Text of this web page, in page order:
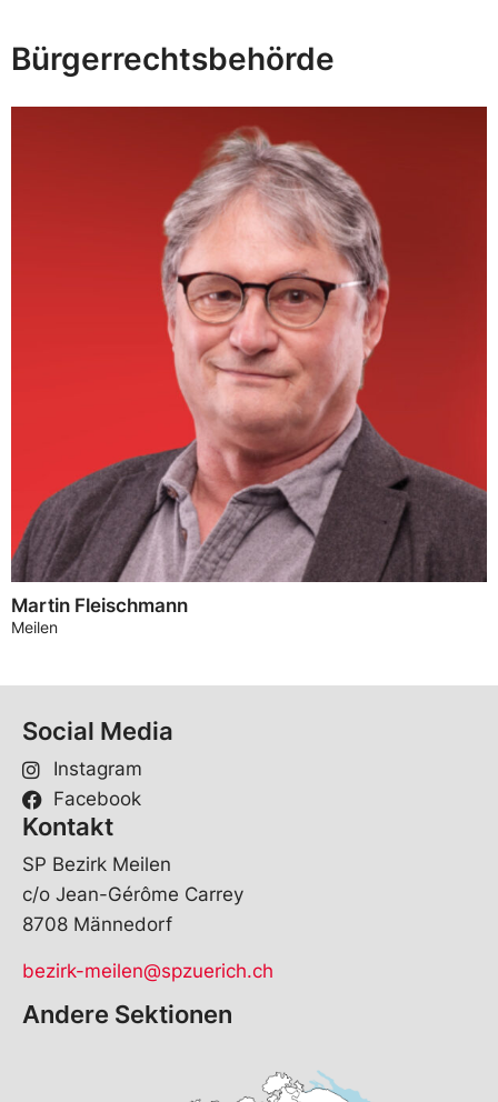
Bürgerrechtsbehörde
Martin Fleischmann
Meilen
Social Media
Instagram
Facebook
Kontakt
SP Bezirk Meilen
c/o Jean-Gérôme Carrey
8708 Männedorf
bezirk-meilen@spzuerich.ch
Andere Sektionen